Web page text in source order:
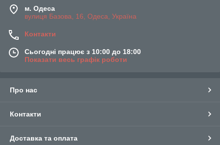
м. Одеса
вулиця Базова, 16, Одеса, Україна
Контакти
Сьогодні працює з 10:00 до 18:00
Показати весь графік роботи
Про нас
Контакти
Доставка та оплата